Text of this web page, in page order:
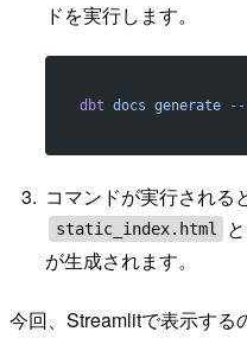
ドを実行します。
dbt docs generate --
コマンドが実行されると
static_index.html
が生成されます。
今回、Streamlitで表示する